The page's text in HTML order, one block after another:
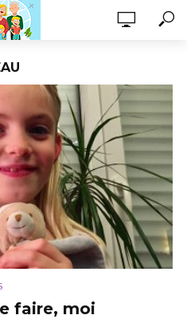
faire, moi